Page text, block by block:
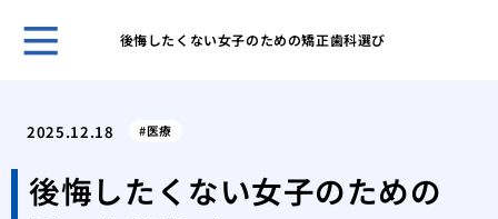
後悔したくない女子のための矯正歯科選び
2025.12.18 医療
後悔したくない女子のための